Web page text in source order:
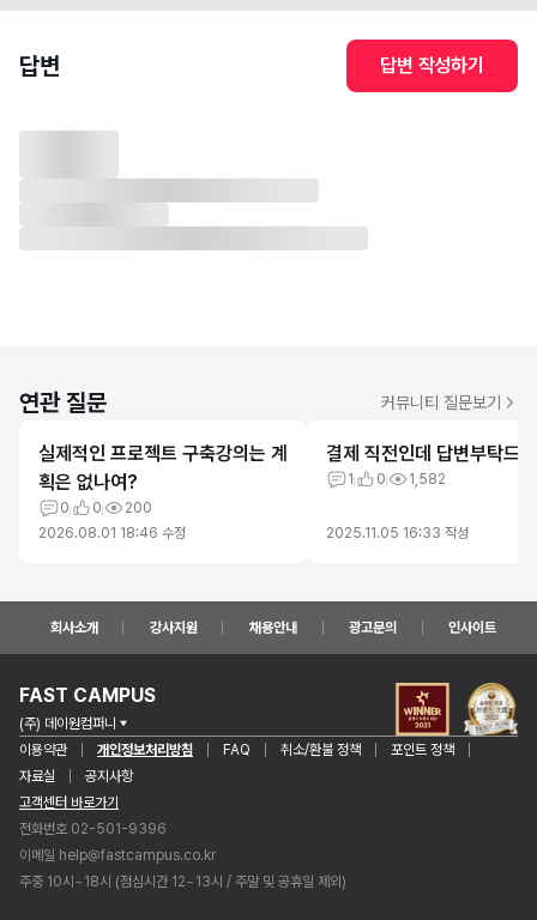
답변 답변 작성하기
연관 질문 커뮤니티 질문보기
실제적인 프로젝트 구축강의는 계
획은 없나여?
0 0
200
2026.08.01 18:46 수정
결제 직전인데 답변부탁드
1 0 1,582
2025.11.05 16:33 작성
회사소개 강사지원 채용안내 광고문의 인사이트
FAST CAMPUS
(주) 데이원컴퍼니
이용약관
개인정보처리방침 FAQ 취소/환불 정책
포인트 정책
자료실
공지사항
고객센터 바로가기
전화번호 02-501-9396
이메일 help@fastcampus.co.kr
주중 10시~18시 (점심시간 12~13시 / 주말 및 공휴일 제외)